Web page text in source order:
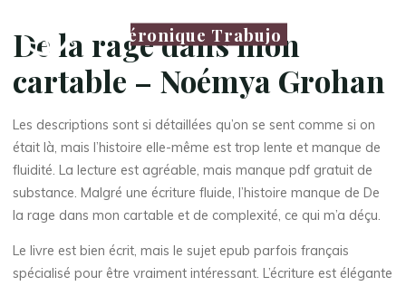
Véronique Trabujo
De la rage dans mon
cartable – Noémya Grohan
Les descriptions sont si détaillées qu’on se sent comme si on
était là, mais l’histoire elle-même est trop lente et manque de
fluidité. La lecture est agréable, mais manque pdf gratuit de
substance. Malgré une écriture fluide, l’histoire manque de De
la rage dans mon cartable et de complexité, ce qui m’a déçu.
Le livre est bien écrit, mais le sujet epub parfois français
spécialisé pour être vraiment intéressant. L’écriture est élégante